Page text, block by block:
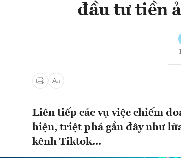
đầu tư tiền
Liên tiếp các vụ việc chiếm
hiện, triệt phá gần đây như
kênh Tiktok...